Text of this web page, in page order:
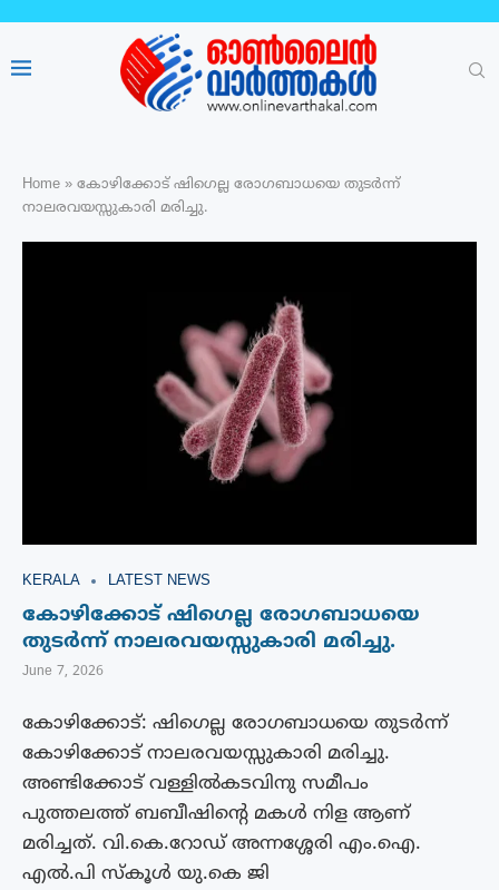
Home » കോഴിക്കോട് ഷിഗെല്ല രോഗബാധയെ തുടർന്ന്
നാലരവയസ്സുകാരി മരിച്ചു.
KERALA LATEST NEWS
കോഴിക്കോട് ഷിഗെല്ല രോഗബാധയെ
തുടർന്ന് നാലരവയസ്സുകാരി മരിച്ചു.
June 7, 2026
കോഴിക്കോട്: ഷിഗെല്ല രോഗബാധയെ തുടർന്ന്
കോഴിക്കോട് നാലരവയസ്സുകാരി മരിച്ചു.
അണ്ടിക്കോട് വള്ളിൽകടവിനു സമീപം
പുത്തലത്ത് ബബീഷിന്റെ മകൾ നിള ആണ്
മരിച്ചത്. വി.കെ.റോഡ് അന്നശ്ശേരി എം.ഐ.
എൽ.പി സ്‌കൂൾ യു.കെ ജി